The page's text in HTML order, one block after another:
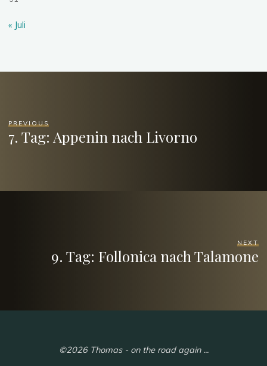
« Juli
PREVIOUS
7. Tag: Appenin nach Livorno
NEXT
9. Tag: Follonica nach Talamone
©2026 Thomas - on the road again ...